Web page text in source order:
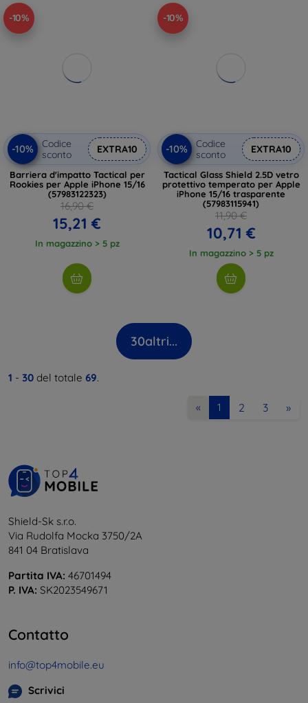
-10%
-10%
Codice
sconto
EXTRA10
Barriera d'impatto Tactical per
Rookies per Apple iPhone 15/16
(57983122323)
16,90 €
15,21 €
In magazzino > 5 pz
-10%
-10%
Codice
sconto
EXTRA10
Tactical Glass Shield 2.5D vetro
protettivo temperato per Apple
iPhone 15/16 trasparente
(57983115941)
11,90 €
10,71 €
In magazzino > 5 pz
30altri...
1 - 30 del totale 69.
« 1 2 3 »
Shield-Sk s.r.o.
Via Rudolfa Mocka 3750/2A
841 04 Bratislava
Partita IVA: 46701494
P. IVA: SK2023549671
Contatto
info@top4mobile.eu
Scrivici